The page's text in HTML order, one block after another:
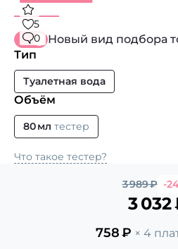
5
0
Новый вид подбора
Тип
Туалетная вода
Объём
80 мл тестер
Что такое тестер?
3 989₽ -
3 032
758₽ × 4